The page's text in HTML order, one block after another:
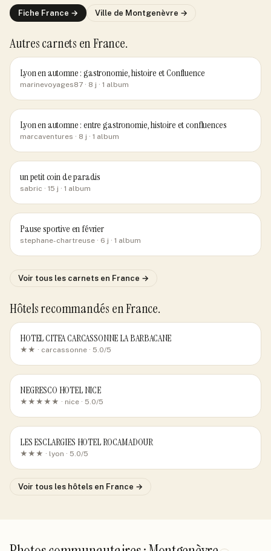
Fiche France → Ville de Montgenèvre →
Autres carnets en France.
Lyon en automne : gastronomie, histoire et Confluence
marinevoyages87 · 8 j · 1 album
Lyon en automne : entre gastronomie, histoire et confluences
marcaventures · 8 j · 1 album
un petit coin de paradis
sabric · 15 j · 1 album
Pause sportive en février
stephane-chartreuse · 6 j · 1 album
Voir tous les carnets en France →
Hôtels recommandés en France.
HOTEL CITEA CARCASSONNE LA BARBACANE
★★ · carcassonne · 5.0/5
NEGRESCO HOTEL NICE
★★★★★ · nice · 5.0/5
LES ESCLARGIES HOTEL ROCAMADOUR
★★★ · lyon · 5.0/5
Voir tous les hôtels en France →